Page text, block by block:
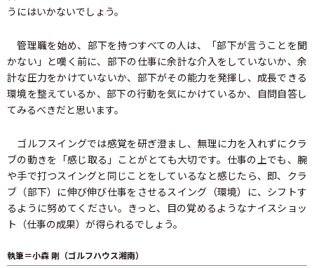
うにはいかないでしょう。
管理職を始め、部下を持つすべての人は、「部下が言うことを聞
かない」と嘆く前に、部下の仕事に余計な介入をしていないか、余
計な圧力をかけていないか、部下がその能力を発揮し、成長できる
環境を整えているか、部下の行動を気にかけているか、自問自答し
てみるべきだと思います。
ゴルフスイングでは感覚を研ぎ澄まし、無理に力を入れずにクラ
ブの動きを「感じ取る」ことがとても大切です。仕事の上でも、腕
や手で打つスイングと同じことをしているなと感じたら、即、クラ
ブ（部下）に伸び伸び仕事をさせるスイング（環境）に、シフトす
るように努めてください。きっと、目の覚めるようなナイスショッ
ト（仕事の成果）が得られるでしょう。
執筆＝小森 剛（ゴルフハウス湘南）